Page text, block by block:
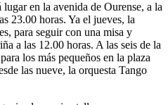
en la avenida de Ourense, a la
23.00 horas. Ya el jueves, la
para seguir con una misa y
a las 12.00 horas. A las seis de la
los más pequeños en la plaza
las nueve, la orquesta Tango